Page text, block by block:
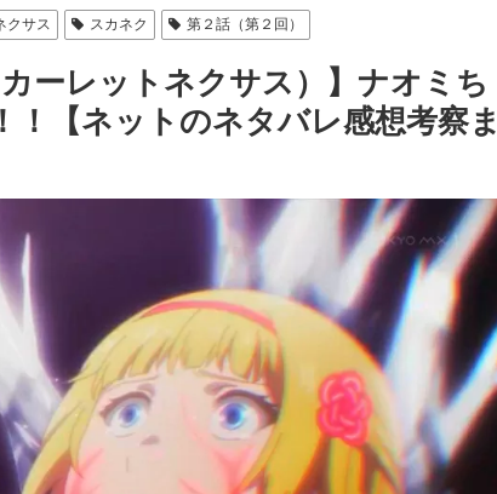
クサス スカネク 第２話（第２回）
ーレットネクサス）】ナオミち
【ネットのネタバレ感想考察ま